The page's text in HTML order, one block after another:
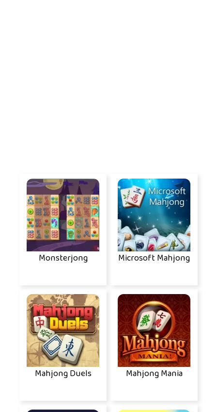
Monsterjong Microsoft Mahjong
Mahjong Duels Mahjong Mania